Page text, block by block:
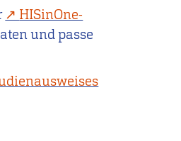
HISinOne-
und passe